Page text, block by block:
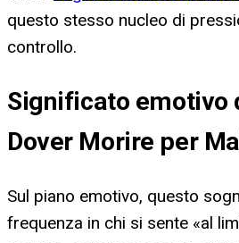
questo stesso nucleo di
controllo.
Significato emotivo
Dover Morire per
Sul piano emotivo, questo
frequenza in chi si sente «al